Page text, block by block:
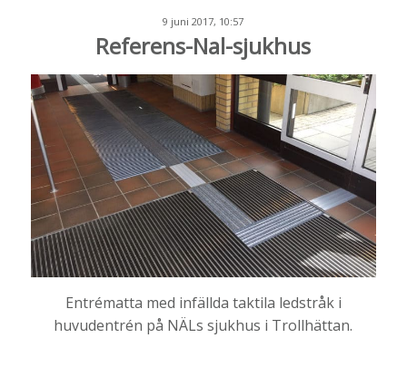
9 juni 2017, 10:57
Referens-Nal-sjukhus
Entrématta med infällda taktila ledstråk i
huvudentrén på NÄLs sjukhus i Trollhättan.